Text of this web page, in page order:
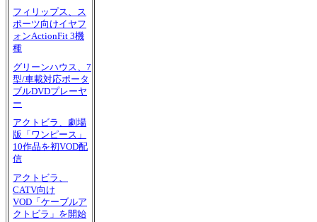
フィリップス、ス
ポーツ向けイヤフ
ォンActionFit 3機
種
グリーンハウス、7
型/車載対応ポータ
ブルDVDプレーヤ
ー
アクトビラ、劇場
版「ワンピース」
10作品を初VOD配
信
アクトビラ、
CATV向け
VOD「ケーブルア
クトビラ」を開始